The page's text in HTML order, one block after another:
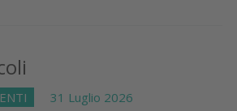
31 Luglio 2026